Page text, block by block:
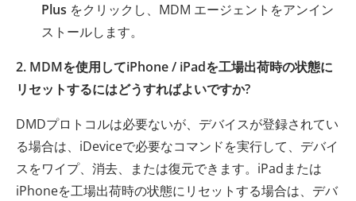
Plus をクリックし、MDM エージェントをアンイン
ストールします。
2. MDMを使用してiPhone / iPadを工場出荷時の状態に
リセットするにはどうすればよいですか?
DMDプロトコルは必要ないが、デバイスが登録されてい
る場合は、iDeviceで必要なコマンドを実行して、デバイ
スをワイプ、消去、または復元できます。iPadまたは
iPhoneを工場出荷時の状態にリセットする場合は、デバ